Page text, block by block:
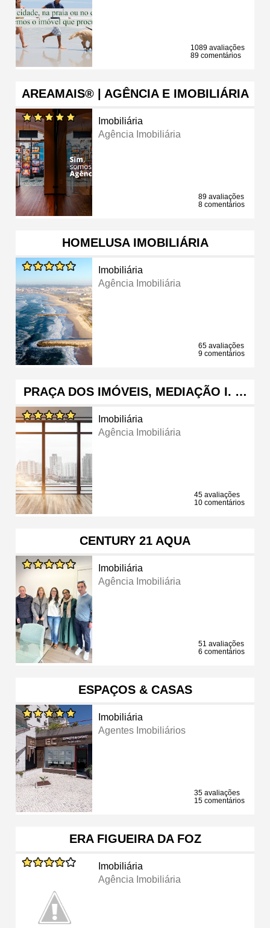
1089 avaliações
89 comentários
AREAMAIS® | AGÊNCIA E IMOBILIÁRIA
Imobiliária
Agência Imobiliária
89 avaliações
8 comentários
HOMELUSA IMOBILIÁRIA
Imobiliária
Agência Imobiliária
65 avaliações
9 comentários
PRAÇA DOS IMÓVEIS, MEDIAÇÃO I. …
Imobiliária
Agência Imobiliária
45 avaliações
10 comentários
CENTURY 21 AQUA
Imobiliária
Agência Imobiliária
51 avaliações
6 comentários
ESPAÇOS & CASAS
Imobiliária
Agentes Imobiliários
35 avaliações
15 comentários
ERA FIGUEIRA DA FOZ
Imobiliária
Agência Imobiliária